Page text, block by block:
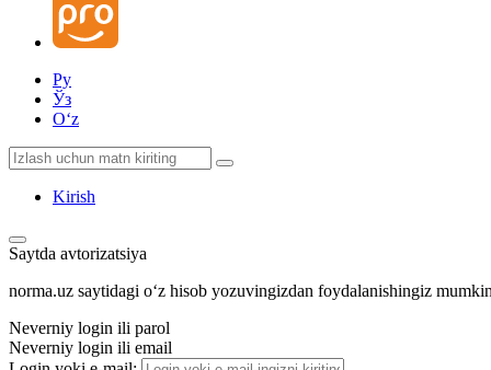
Ру
Ўз
Oʻz
Kirish
Saytda avtorizatsiya
norma.uz saytidagi oʻz hisob yozuvingizdan foydalanishingiz mumkin
Neverniy login ili parol
Neverniy login ili email